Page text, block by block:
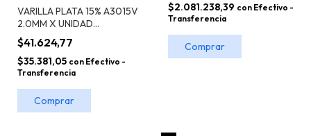
VARILLA PLATA 15% A3015V
2.0MM X UNIDAD
FONTARGEN
$41.624,77
$35.381,05 con Efectivo -
Transferencia
$2.081.238,39 con Efectivo -
Transferencia